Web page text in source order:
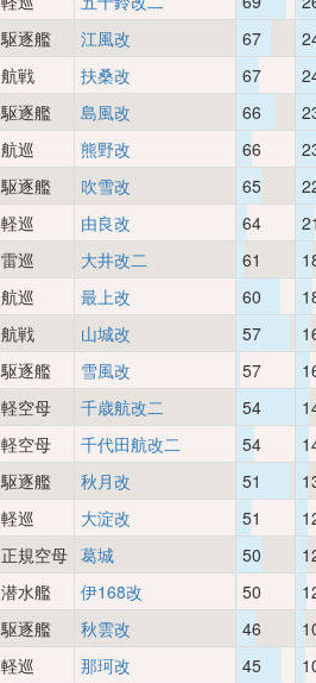
駆逐艦 江風改 67
航戦 扶桑改 67
駆逐艦 島風改 66
航巡 熊野改 66
駆逐艦 吹雪改 65
軽巡 由良改 64
雷巡 大井改二 61
航巡 最上改 60
航戦 山城改 57
駆逐艦 雪風改 57
軽空母 千歳航改二 54
軽空母 千代田航改二 54
駆逐艦 秋月改 51
軽巡 大淀改 51
正規空母 葛城 50
潜水艦 伊168改 50
駆逐艦 秋雲改 46
軽巡 那珂改 45